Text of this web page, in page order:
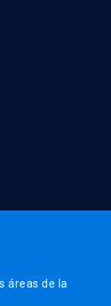
áreas de la